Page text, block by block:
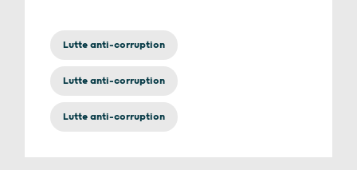
Lutte anti-corruption
Lutte anti-corruption
Lutte anti-corruption